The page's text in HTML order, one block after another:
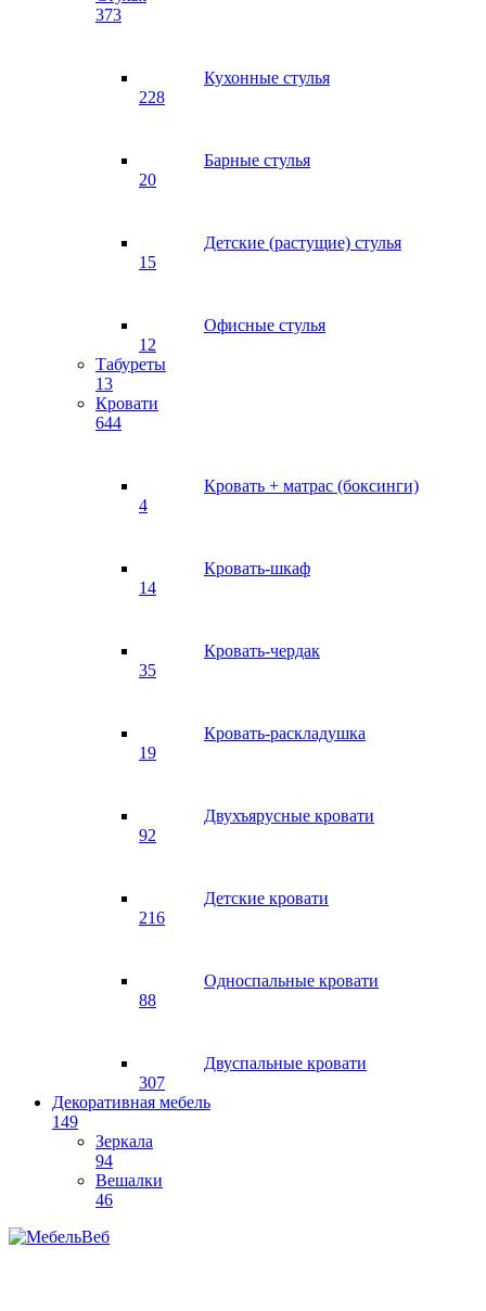
373
Кухонные стулья
228
Барные стулья
20
Детские (растущие) стулья
15
Офисные стулья
12
Табуреты
13
Кровати
644
Кровать + матрас (боксинги)
4
Кровать-шкаф
14
Кровать-чердак
35
Кровать-раскладушка
19
Двухъярусные кровати
92
Детские кровати
216
Односпальные кровати
88
Двуспальные кровати
307
Декоративная мебель
149
Зеркала
94
Вешалки
46